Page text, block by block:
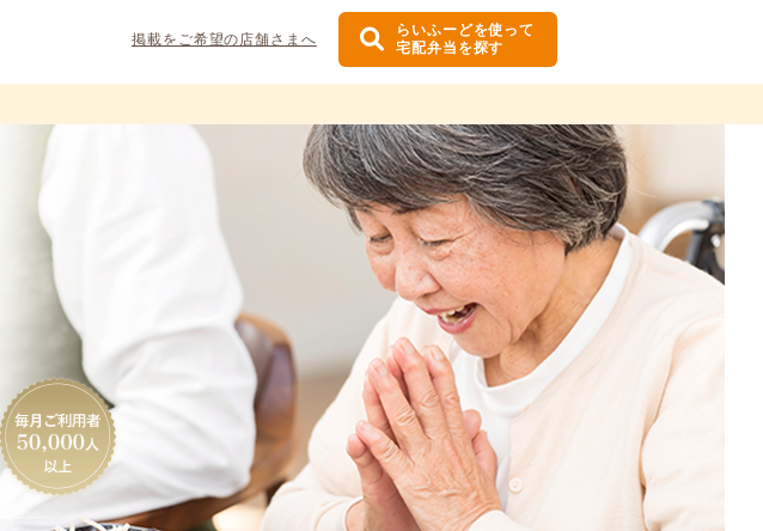
掲載をご希望の店舗さまへ
らいふーどを使って
宅配弁当を探す